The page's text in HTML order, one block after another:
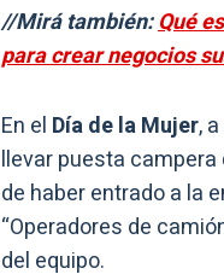
//Mirá también:Qué
para crear negocios
En el Día de la Mujer, a
llevar puesta campera
de haber entrado a la
“Operadores de
del equipo.